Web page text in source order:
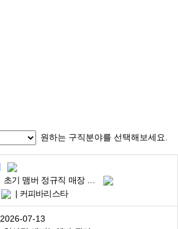
원하는 구직분야를 선택해보세요.
커피바리스타
2026-07-13